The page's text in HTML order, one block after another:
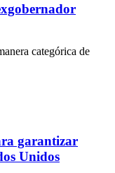
categórica de
garantizar
Unidos